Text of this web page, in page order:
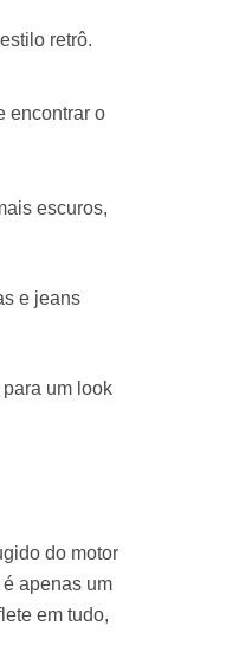
retrô.
encontrar o
escuros,
e jeans
um look
do motor
apenas um
em tudo,